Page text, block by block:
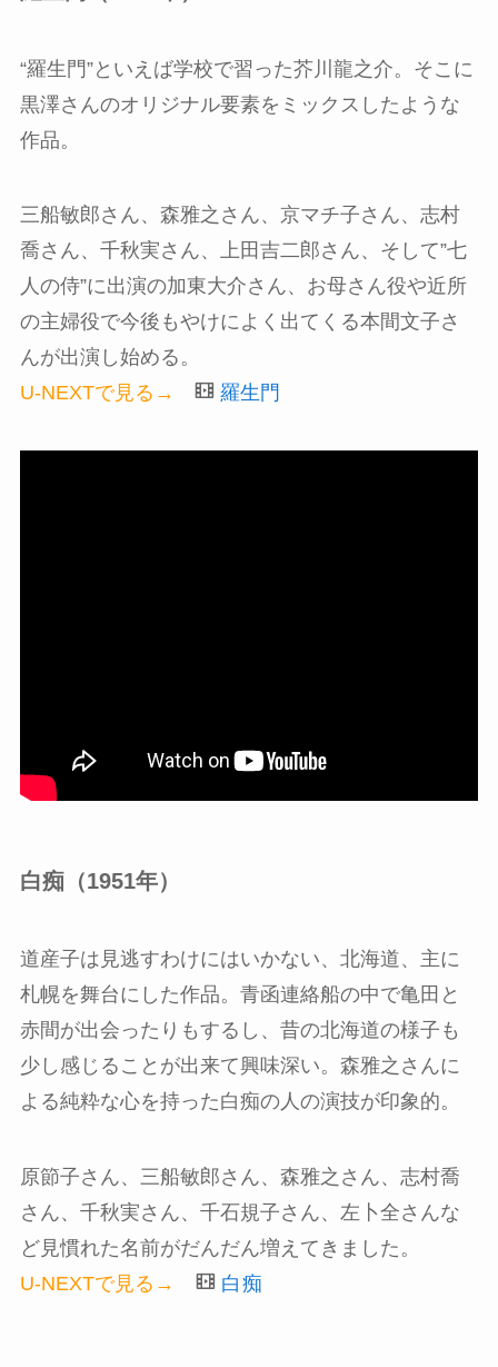
“羅生門”といえば学校で習った芥川龍之介。そこに
黒澤さんのオリジナル要素をミックスしたような
作品。
三船敏郎さん、森雅之さん、京マチ子さん、志村
喬さん、千秋実さん、上田吉二郎さん、そして”七
人の侍”に出演の加東大介さん、お母さん役や近所
の主婦役で今後もやけによく出てくる本間文子さ
んが出演し始める。
U-NEXTで見る→
羅生門
白痴（1951年）
道産子は見逃すわけにはいかない、北海道、主に
札幌を舞台にした作品。青函連絡船の中で亀田と
赤間が出会ったりもするし、昔の北海道の様子も
少し感じることが出来て興味深い。森雅之さんに
よる純粋な心を持った白痴の人の演技が印象的。
原節子さん、三船敏郎さん、森雅之さん、志村喬
さん、千秋実さん、千石規子さん、左卜全さんな
ど見慣れた名前がだんだん増えてきました。
U-NEXTで見る→
白痴